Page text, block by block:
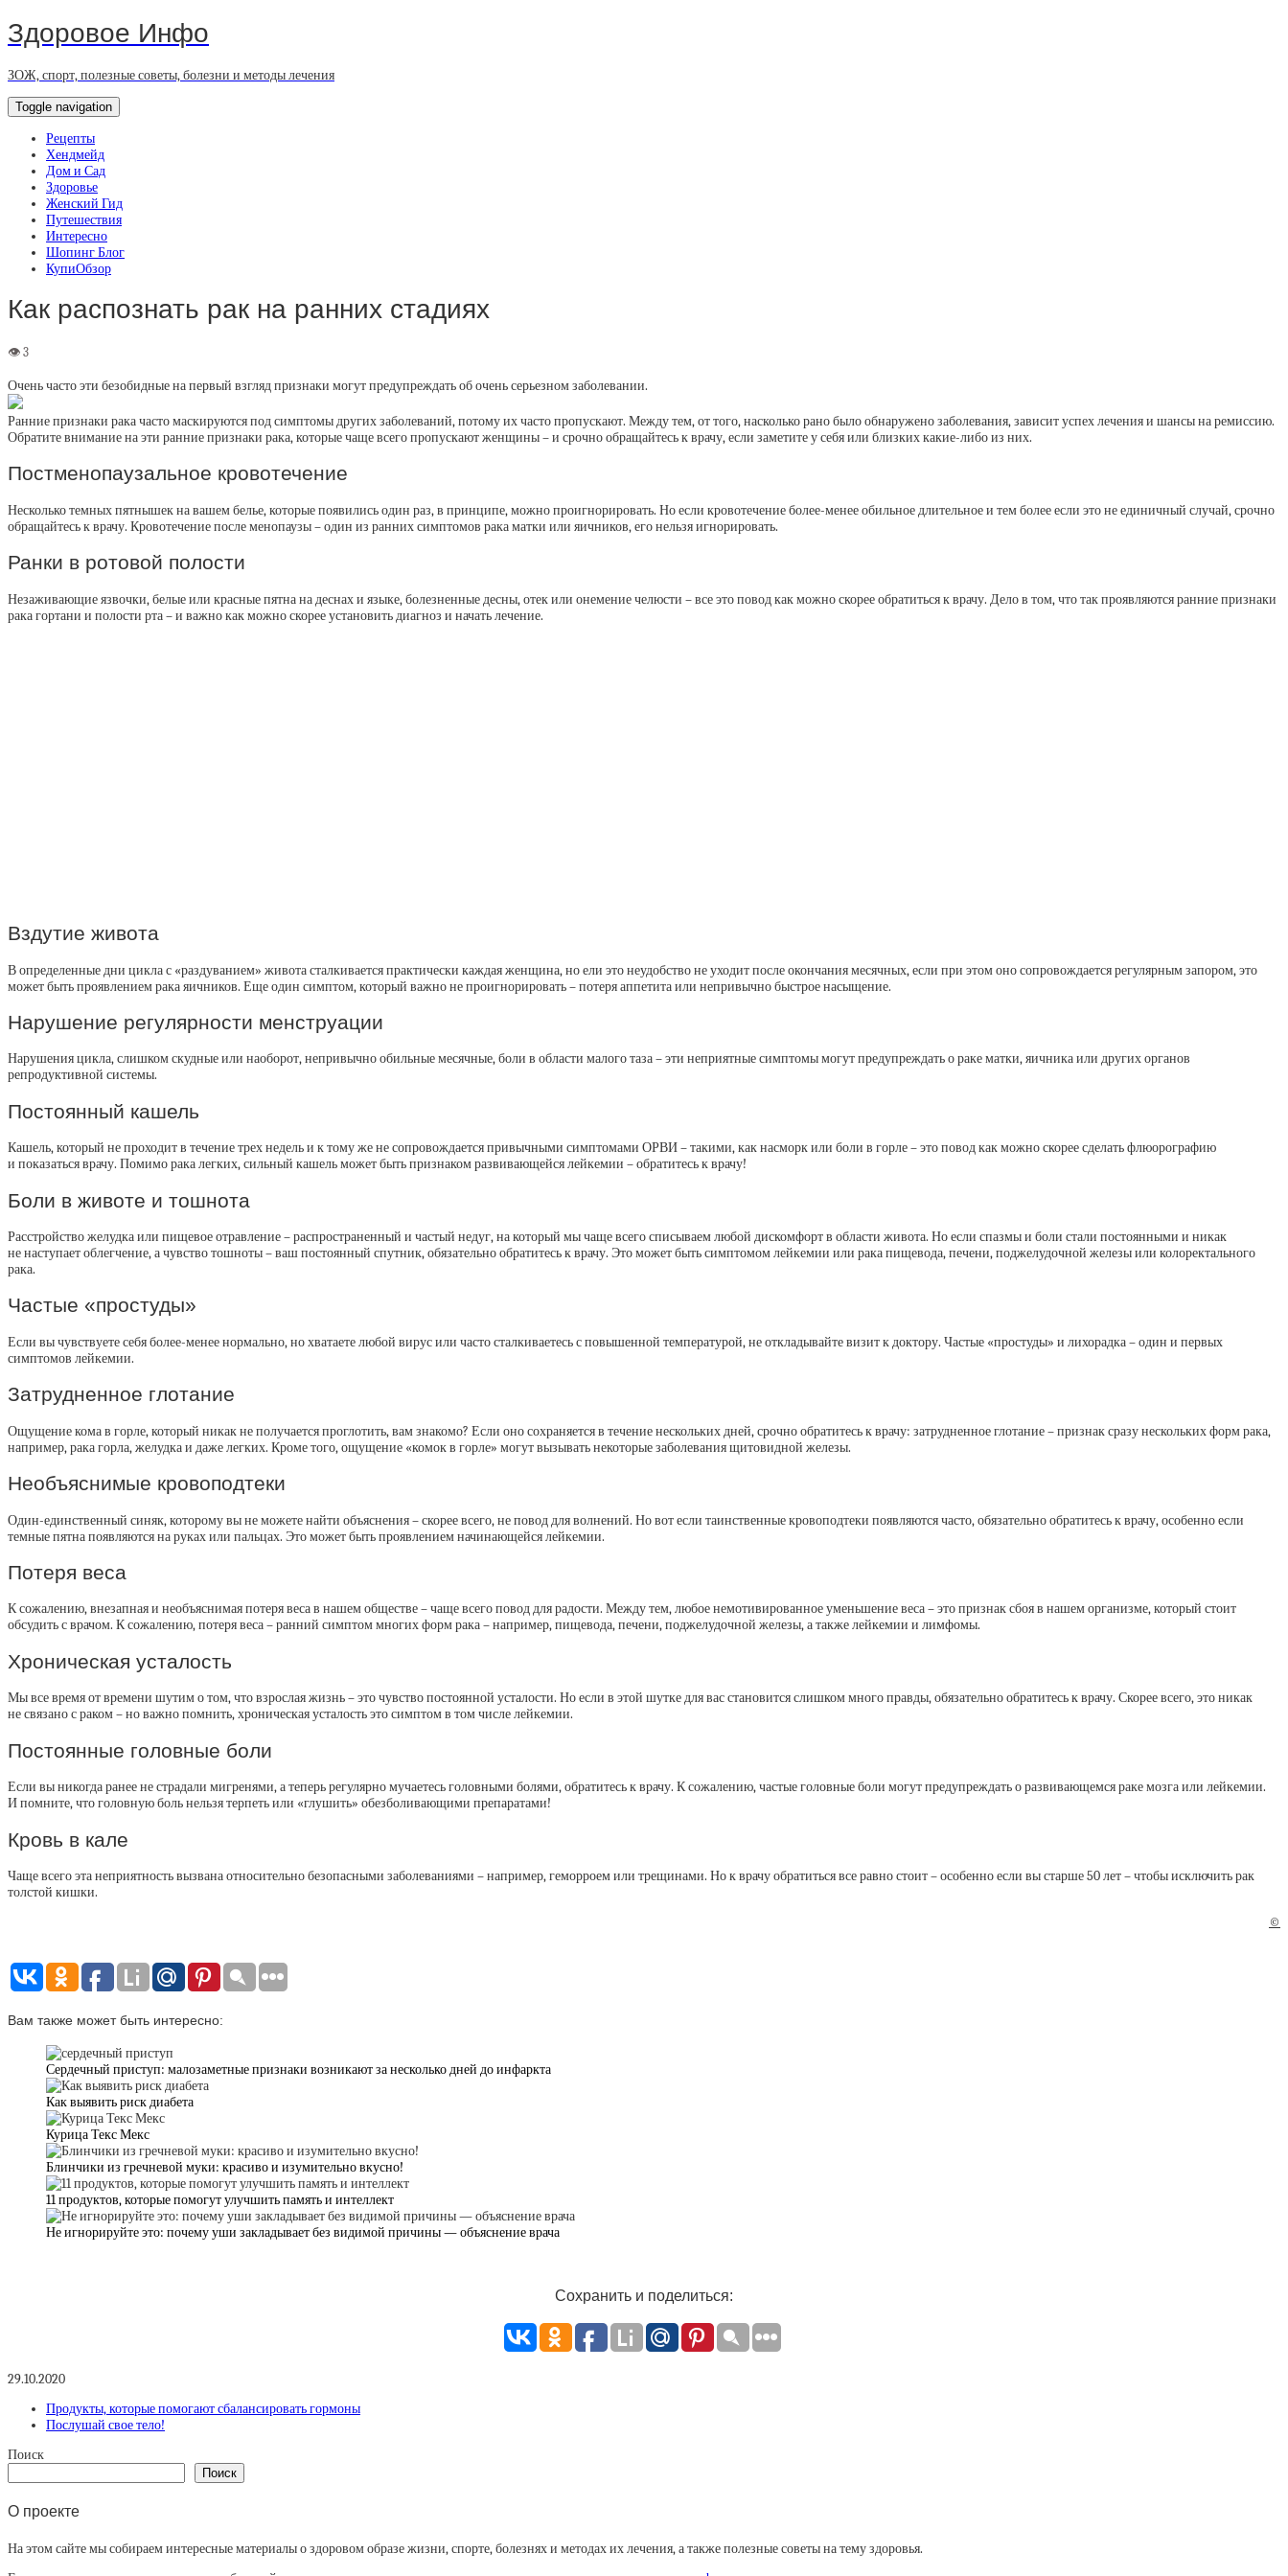
Здоровое Инфо
ЗОЖ, спорт, полезные советы, болезни и методы лечения
Toggle navigation
Рецепты
Хендмейд
Дом и Сад
Здоровье
Женский Гид
Путешествия
Интересно
Шопинг Блог
КупиОбзор
Как распознать рак на ранних стадиях
Очень часто эти безобидные на первый взгляд признаки могут предупреждать об очень серьезном заболевании.
Ранние признаки рака часто маскируются под симптомы других заболеваний, потому их часто пропускают. Между тем, от того, насколько рано было обнаружено заболевания, зависит успех лечения и шансы на ремиссию.
Обратите внимание на эти ранние признаки рака, которые чаще всего пропускают женщины – и срочно обращайтесь к врачу, если заметите у себя или близких какие-либо из них.
Постменопаузальное кровотечение
Несколько темных пятнышек на вашем белье, которые появились один раз, в принципе, можно проигнорировать. Но если кровотечение более-менее обильное длительное и тем более если это не единичный случай, срочно
обращайтесь к врачу. Кровотечение после менопаузы – один из ранних симптомов рака матки или яичников, его нельзя игнорировать.
Ранки в ротовой полости
Незаживающие язвочки, белые или красные пятна на деснах и языке, болезненные десны, отек или онемение челюсти – все это повод как можно скорее обратиться к врачу. Дело в том, что так проявляются ранние признаки
рака гортани и полости рта – и важно как можно скорее установить диагноз и начать лечение.
Вздутие живота
В определенные дни цикла с «раздуванием» живота сталкивается практически каждая женщина, но ели это неудобство не уходит после окончания месячных, если при этом оно сопровождается регулярным запором, это
может быть проявлением рака яичников. Еще один симптом, который важно не проигнорировать – потеря аппетита или непривычно быстрое насыщение.
Нарушение регулярности менструации
Нарушения цикла, слишком скудные или наоборот, непривычно обильные месячные, боли в области малого таза – эти неприятные симптомы могут предупреждать о раке матки, яичника или других органов
репродуктивной системы.
Постоянный кашель
Кашель, который не проходит в течение трех недель и к тому же не сопровождается привычными симптомами ОРВИ – такими, как насморк или боли в горле – это повод как можно скорее сделать флюорографию
и показаться врачу. Помимо рака легких, сильный кашель может быть признаком развивающейся лейкемии – обратитесь к врачу!
Боли в животе и тошнота
Расстройство желудка или пищевое отравление – распространенный и частый недуг, на который мы чаще всего списываем любой дискомфорт в области живота. Но если спазмы и боли стали постоянными и никак
не наступает облегчение, а чувство тошноты – ваш постоянный спутник, обязательно обратитесь к врачу. Это может быть симптомом лейкемии или рака пищевода, печени, поджелудочной железы или колоректального
рака.
Частые «простуды»
Если вы чувствуете себя более-менее нормально, но хватаете любой вирус или часто сталкиваетесь с повышенной температурой, не откладывайте визит к доктору. Частые «простуды» и лихорадка – один и первых
симптомов лейкемии.
Затрудненное глотание
Ощущение кома в горле, который никак не получается проглотить, вам знакомо? Если оно сохраняется в течение нескольких дней, срочно обратитесь к врачу: затрудненное глотание – признак сразу нескольких форм рака,
например, рака горла, желудка и даже легких. Кроме того, ощущение «комок в горле» могут вызывать некоторые заболевания щитовидной железы.
Необъяснимые кровоподтеки
Один-единственный синяк, которому вы не можете найти объяснения – скорее всего, не повод для волнений. Но вот если таинственные кровоподтеки появляются часто, обязательно обратитесь к врачу, особенно если
темные пятна появляются на руках или пальцах. Это может быть проявлением начинающейся лейкемии.
Потеря веса
К сожалению, внезапная и необъяснимая потеря веса в нашем обществе – чаще всего повод для радости. Между тем, любое немотивированное уменьшение веса – это признак сбоя в нашем организме, который стоит
обсудить с врачом. К сожалению, потеря веса – ранний симптом многих форм рака – например, пищевода, печени, поджелудочной железы, а также лейкемии и лимфомы.
Хроническая усталость
Мы все время от времени шутим о том, что взрослая жизнь – это чувство постоянной усталости. Но если в этой шутке для вас становится слишком много правды, обязательно обратитесь к врачу. Скорее всего, это никак
не связано с раком – но важно помнить, хроническая усталость это симптом в том числе лейкемии.
Постоянные головные боли
Если вы никогда ранее не страдали мигренями, а теперь регулярно мучаетесь головными болями, обратитесь к врачу. К сожалению, частые головные боли могут предупреждать о развивающемся раке мозга или лейкемии.
И помните, что головную боль нельзя терпеть или «глушить» обезболивающими препаратами!
Кровь в кале
Чаще всего эта неприятность вызвана относительно безопасными заболеваниями – например, геморроем или трещинами. Но к врачу обратиться все равно стоит – особенно если вы старше 50 лет – чтобы исключить рак
толстой кишки.
©
Вам также может быть интересно:
Сердечный приступ: малозаметные признаки возникают за несколько дней до инфаркта
Как выявить риск диабета
Курица Текс Мекс
Блинчики из гречневой муки: красиво и изумительно вкусно!
11 продуктов, которые помогут улучшить память и интеллект
Не игнорируйте это: почему уши закладывает без видимой причины — объяснение врача
Сохранить и поделиться:
29.10.2020
Продукты, которые помогают сбалансировать гормоны
Послушай свое тело!
Поиск
Поиск
О проекте
На этом сайте мы собираем интересные материалы о здоровом образе жизни, спорте, болезнях и методах их лечения, а также полезные советы на тему здоровья.